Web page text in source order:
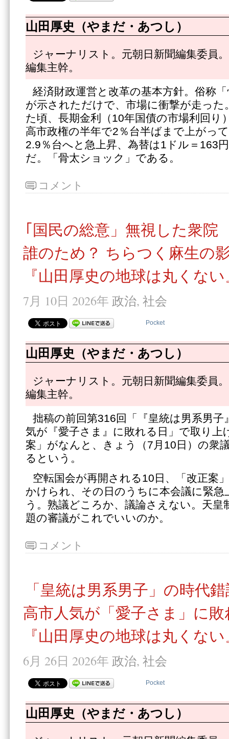
山田厚史（やまだ・あつし）
ジャーナリスト。元朝日新聞編集委員
編集主幹。
経済財政運営と改革の基本方針。俗称
が示されただけで、市場に衝撃が走った
た頃、長期金利（10年国債の市場利回り
高市政権の半年で2％台半ばまで上がっ
2.9％台へと急上昇、為替は1ドル＝163
だ。「骨太ショック」である。
コメント
｢国民の総意」無視した衆院
誰のため？ ちらつく麻生の
『山田厚史の地球は丸くな
7月 10日 2026年 政治, 社会
Pocket
山田厚史（やまだ・あつし）
ジャーナリスト。元朝日新聞編集委員
編集主幹。
拙稿の前回第316回「『皇統は男系男
気が『愛子さま』に敗れる日」で取り上
案」がなんと、きょう（7月10日）の衆
るという。
空転国会が再開される10日、「改正案
かけられ、その日のうちに本会議に緊急
う。熟議どころか、議論さえない。天皇
題の審議がこれでいいのか。
コメント
「皇統は男系男子」の時代
高市人気が「愛子さま」に敗
『山田厚史の地球は丸くな
6月 26日 2026年 政治, 社会
Pocket
山田厚史（やまだ・あつし）